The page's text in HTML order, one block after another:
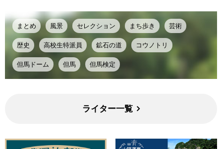
まとめ 風景 セレクション まち歩き 芸術
歴史 高校生特派員 鉱石の道 コウノトリ
但馬ドーム 但馬 但馬検定
ライター一覧